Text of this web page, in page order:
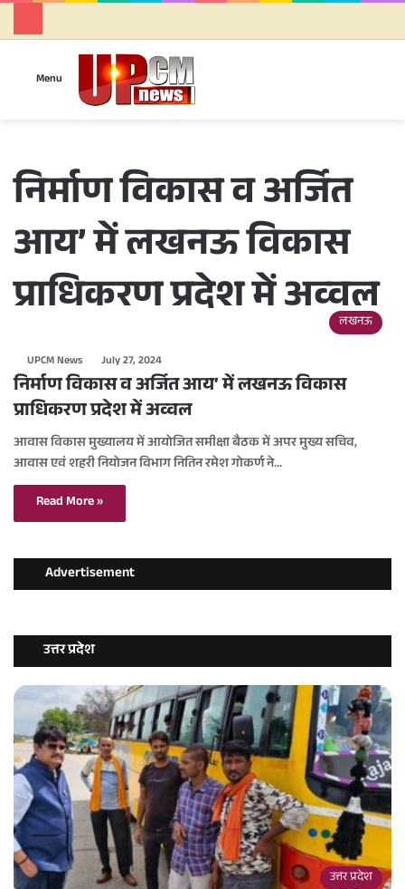
Menu
निर्माण विकास व अर्जित
आय’ में लखनऊ विकास
प्राधिकरण प्रदेश में अव्वल
लखनऊ
UPCM News July 27, 2024
निर्माण विकास व अर्जित आय’ में लखनऊ विकास
प्राधिकरण प्रदेश में अव्वल
आवास विकास मुख्यालय में आयोजित समीक्षा बैठक में अपर मुख्य सचिव,
आवास एवं शहरी नियोजन विभाग नितिन रमेश गोकर्ण ने…
Read More »
Advertisement
उत्तर प्रदेश
उत्तर प्रदेश